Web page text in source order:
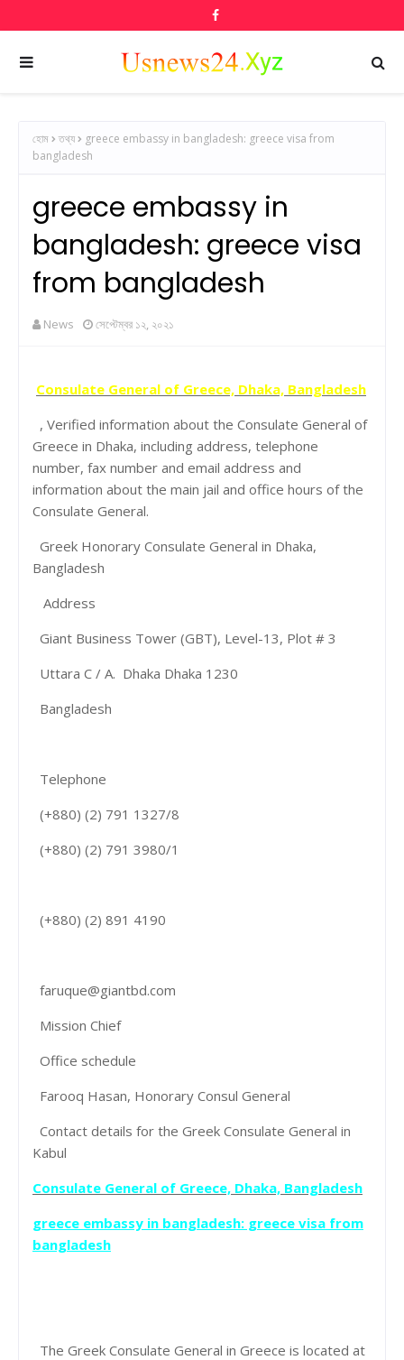
হোম তথ্য
greece embassy in bangladesh: greece visa from
bangladesh
greece embassy in
bangladesh: greece visa
from bangladesh
News সেপ্টেম্বর ১২, ২০২১
Consulate General of Greece, Dhaka, Bangladesh
, Verified information about the Consulate General of
Greece in Dhaka, including address, telephone
number, fax number and email address and
information about the main jail and office hours of the
Consulate General.
Greek Honorary Consulate General in Dhaka,
Bangladesh
Address
Giant Business Tower (GBT), Level-13, Plot # 3
Uttara C / A. Dhaka Dhaka 1230
Bangladesh
Telephone
(+880) (2) 791 1327/8
(+880) (2) 791 3980/1
(+880) (2) 891 4190
faruque@giantbd.com
Mission Chief
Office schedule
Farooq Hasan, Honorary Consul General
Contact details for the Greek Consulate General in
Kabul
Consulate General of Greece, Dhaka, Bangladesh
greece embassy in bangladesh: greece visa from
bangladesh
The Greek Consulate General in Greece is located at